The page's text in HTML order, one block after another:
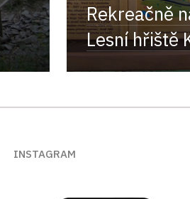
Rekreačně
Lesní hřiště
INSTAGRAM